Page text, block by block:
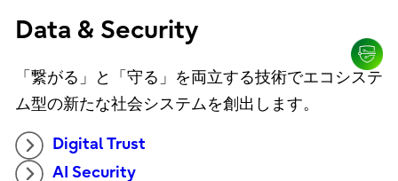
Data & Security
「繋がる」と「守る」を両立する技術でエコシステ
ム型の新たな社会システムを創出します。
Digital Trust
AI Security